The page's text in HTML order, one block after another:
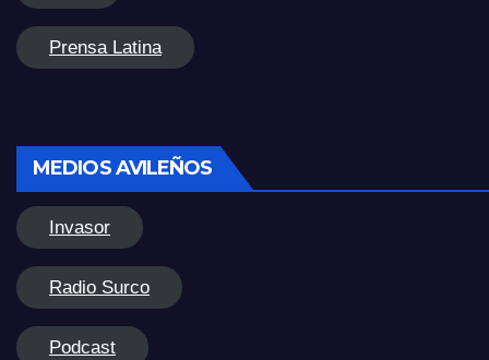
Prensa Latina
MEDIOS AVILEÑOS
Invasor
Radio Surco
Podcast